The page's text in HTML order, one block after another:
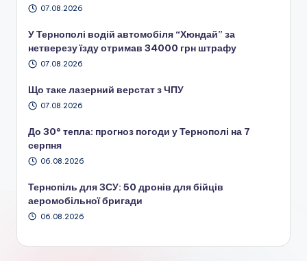
07.08.2026
У Тернополі водій автомобіля “Хюндай” за
нетверезу їзду отримав 34000 грн штрафу
07.08.2026
Що таке лазерний верстат з ЧПУ
07.08.2026
До 30° тепла: прогноз погоди у Тернополі на 7
серпня
06.08.2026
Тернопіль для ЗСУ: 50 дронів для бійців
аеромобільної бригади
06.08.2026